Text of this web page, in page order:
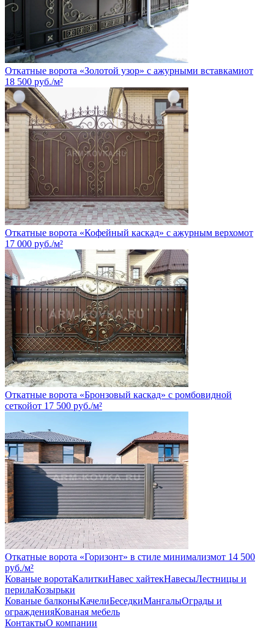
Откатные ворота «Золотой узор» с ажурными вставкамиот
18 500 руб./м²
Откатные ворота «Кофейный каскад» с ажурным верхомот
17 000 руб./м²
Откатные ворота «Бронзовый каскад» с ромбовидной
сеткойот 17 500 руб./м²
Откатные ворота «Горизонт» в стиле минимализмот 14 500
руб./м²
Кованые воротаКалиткиНавес хайтекНавесыЛестницы и
перилаКозырьки
Кованые балконыКачелиБеседкиМангалыОграды и
огражденияКованая мебель
КонтактыО компании